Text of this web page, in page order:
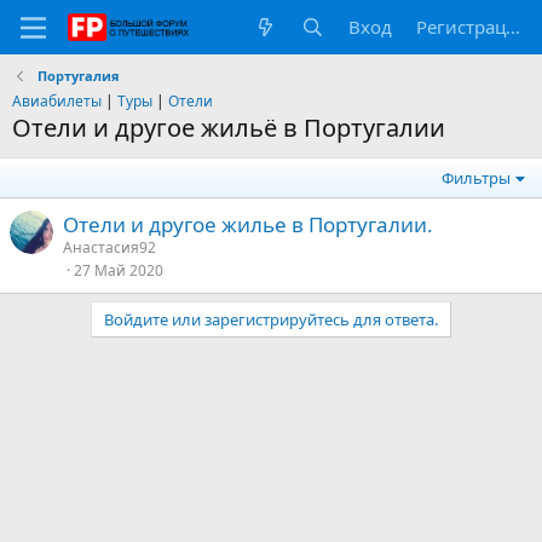
Вход Регистрация
Португалия
Авиабилеты | Туры | Отели
Отели и другое жильё в Португалии
Фильтры
Отели и другое жилье в Португалии.
Анастасия92
27 Май 2020
Войдите или зарегистрируйтесь для ответа.